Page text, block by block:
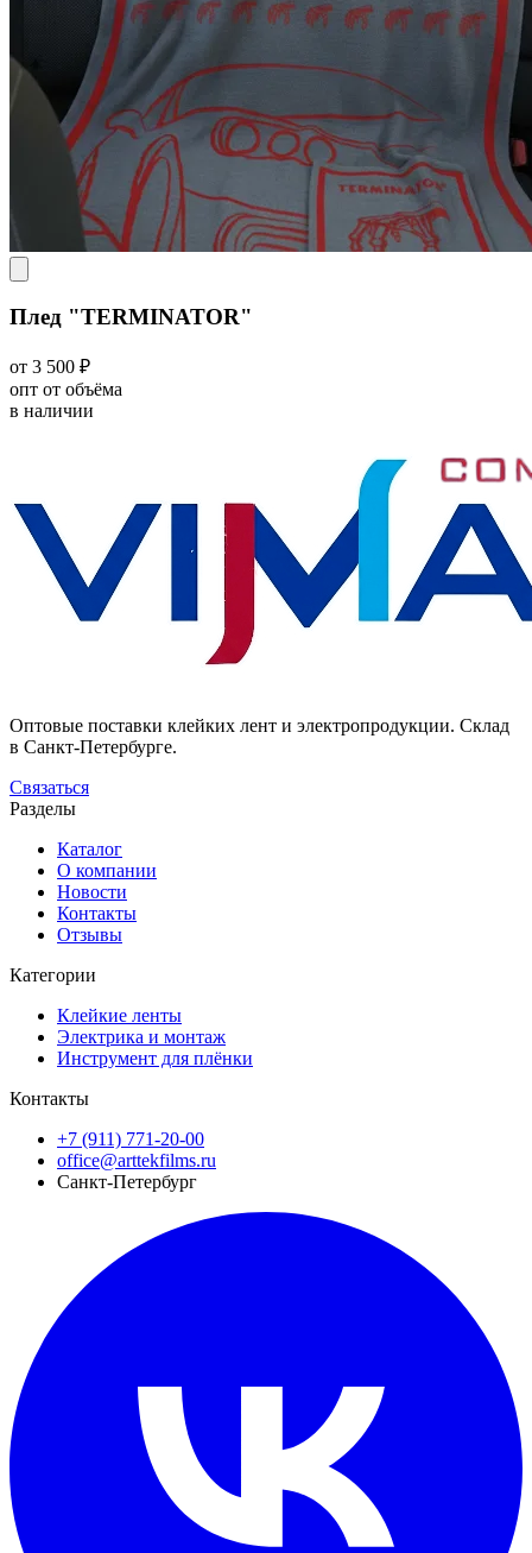
Плед "TERMINATOR"
от 3 500 ₽
опт от объёма
в наличии
Оптовые поставки клейких лент и электропродукции. Склад
в Санкт-Петербурге.
Связаться
Разделы
Каталог
О компании
Новости
Контакты
Отзывы
Категории
Клейкие ленты
Электрика и монтаж
Инструмент для плёнки
Контакты
+7 (911) 771-20-00
office@arttekfilms.ru
Санкт-Петербург